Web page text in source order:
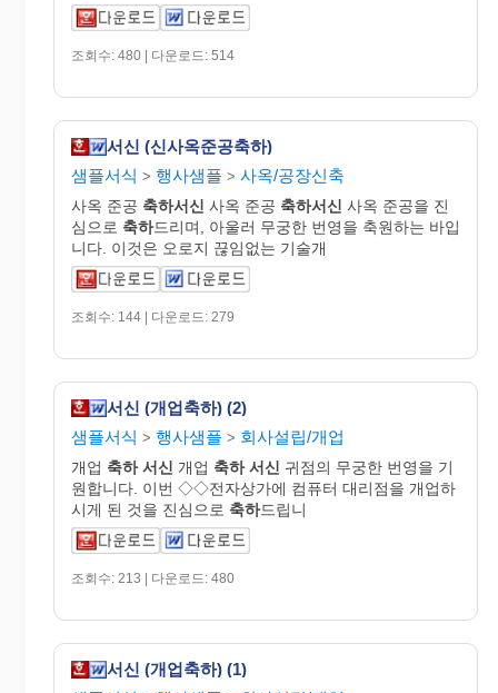
조회수: 480 | 다운로드: 514
서신 (신사옥준공축하)
샘플서식 > 행사샘플 > 사옥/공장신축
사옥 준공 축하서신 사옥 준공 축하서신 사옥 준공을 진
심으로 축하드리며, 아울러 무궁한 번영을 축원하는 바입
니다. 이것은 오로지 끊임없는 기술개
조회수: 144 | 다운로드: 279
서신 (개업축하) (2)
샘플서식 > 행사샘플 > 회사설립/개업
개업 축하 서신 개업 축하 서신 귀점의 무궁한 번영을 기
원합니다. 이번 ◇◇전자상가에 컴퓨터 대리점을 개업하
시게 된 것을 진심으로 축하드립니
조회수: 213 | 다운로드: 480
서신 (개업축하) (1)